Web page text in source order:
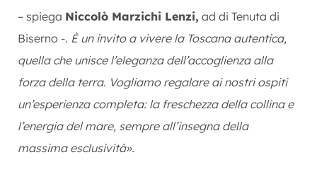
– spiega Niccolò Marzichi Lenzi, ad di Tenuta di
Biserno -. È un invito a vivere la Toscana autentica,
quella che unisce l’eleganza dell’accoglienza alla
forza della terra. Vogliamo regalare ai nostri ospiti
un’esperienza completa: la freschezza della collina e
l’energia del mare, sempre all’insegna della
massima esclusività».